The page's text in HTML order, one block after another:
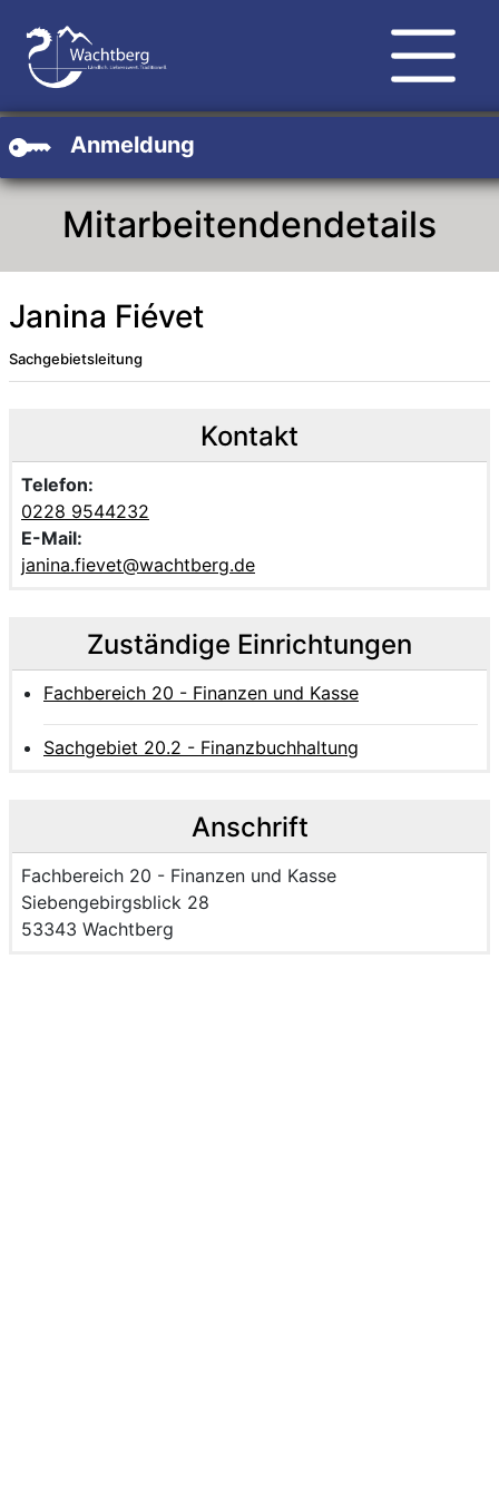
Anmeldung
Mitarbeitendendetails
Janina Fiévet
Sachgebietsleitung
Kontakt
Telefon:
0228 9544232
E-Mail:
janina.fievet@wachtberg.de
Zuständige Einrichtungen
Fachbereich 20 - Finanzen und Kasse
Sachgebiet 20.2 - Finanzbuchhaltung
Anschrift
Name der Einrichtung:
Fachbereich 20 - Finanzen und Kasse
Strasse und Hausnummer
Siebengebirgsblick 28
PLZ und Ort
53343 Wachtberg